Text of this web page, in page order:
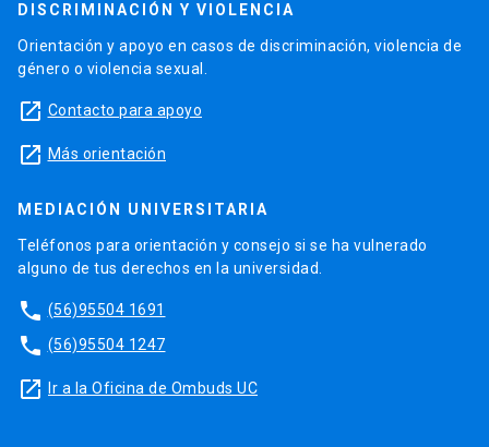
DISCRIMINACIÓN Y VIOLENCIA
Orientación y apoyo en casos de discriminación, violencia de
género o violencia sexual.
launch Contacto para apoyo
launch Más orientación
MEDIACIÓN UNIVERSITARIA
Teléfonos para orientación y consejo si se ha vulnerado
alguno de tus derechos en la universidad.
phone (56)95504 1691
phone (56)95504 1247
launch Ir a la Oficina de Ombuds UC